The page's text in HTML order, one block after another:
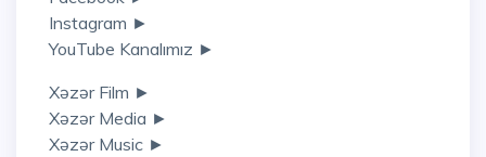
Instagram ►
YouTube Kanalımız ►
Xəzər Film ►
Xəzər Media ►
Xəzər Music ►